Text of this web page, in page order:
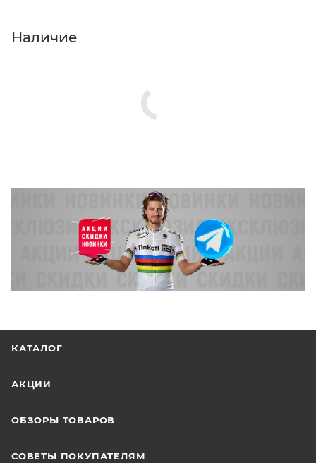
Нажмите кнопку «Оформить заказ».
Наличие
КАТАЛОГ
АКЦИИ
ОБЗОРЫ ТОВАРОВ
СОВЕТЫ ПОКУПАТЕЛЯМ